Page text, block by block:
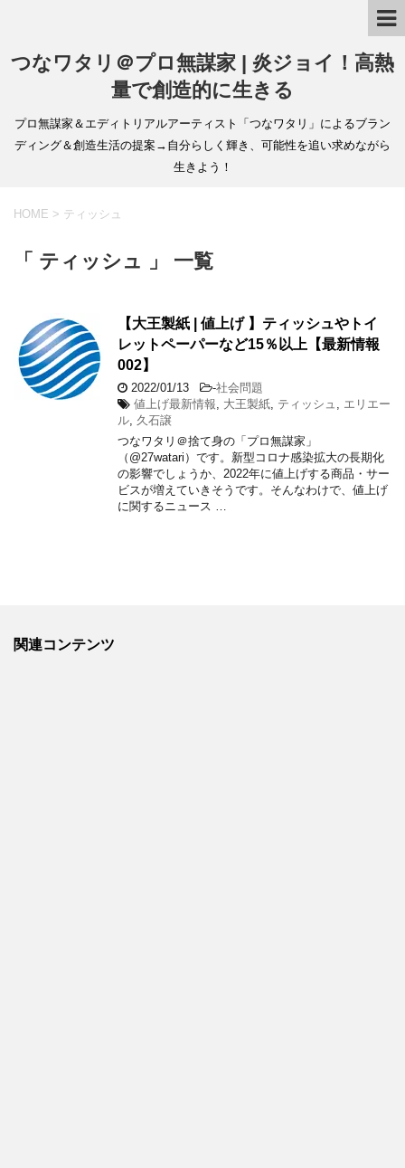
つなワタリ＠プロ無謀家 | 炎ジョイ！高熱
量で創造的に生きる
プロ無謀家＆エディトリアルアーティスト「つなワタリ」によるブラン
ディング＆創造生活の提案→自分らしく輝き、可能性を追い求めながら
生きよう！
HOME > ティッシュ
「 ティッシュ 」 一覧
【大王製紙 | 値上げ 】ティッシュやトイ
レットペーパーなど15％以上【最新情報
002】
2022/01/13 -社会問題
値上げ最新情報
大王製紙 ティッシュ
エリエー
ル 久石譲
つなワタリ＠捨て身の「プロ無謀家」
（@27watari）です。新型コロナ感染拡大の長期化
の影響でしょうか、2022年に値上げする商品・サー
ビスが増えていきそうです。そんなわけで、値上げ
に関するニュース …
関連コンテンツ